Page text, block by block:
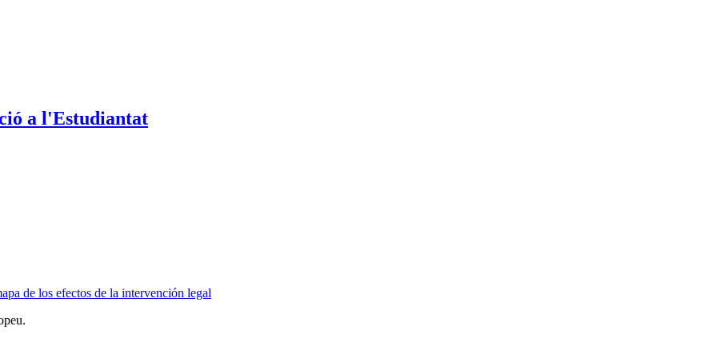
a l'Estudiantat
de los efectos de la intervención legal